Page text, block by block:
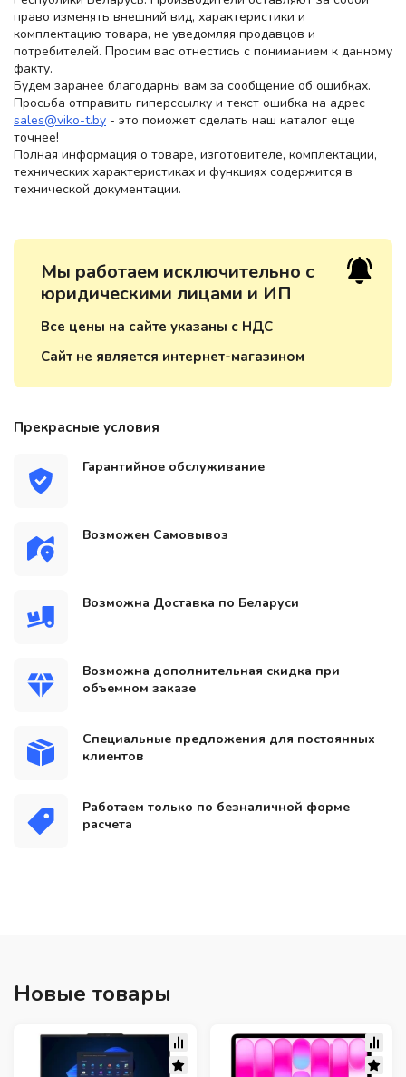
право изменять внешний вид, характеристики и
комплектацию товара, не уведомляя продавцов и
потребителей. Просим вас отнестись с пониманием к данному
факту.
Будем заранее благодарны вам за сообщение об ошибках.
Просьба отправить гиперссылку и текст ошибка на адрес
sales@viko-t.by - это поможет сделать наш каталог еще
точнее!
Полная информация о товаре, изготовителе, комплектации,
технических характеристиках и функциях содержится в
технической документации.
Мы работаем исключительно с
юридическими лицами и ИП
Все цены на сайте указаны с НДС
Сайт не является интернет-магазином
Прекрасные условия
Гарантийное обслуживание
Возможен Самовывоз
Возможна Доставка по Беларуси
Возможна дополнительная скидка при
объемном заказе
Специальные предложения для постоянных
клиентов
Работаем только по безналичной форме
расчета
Новые товары